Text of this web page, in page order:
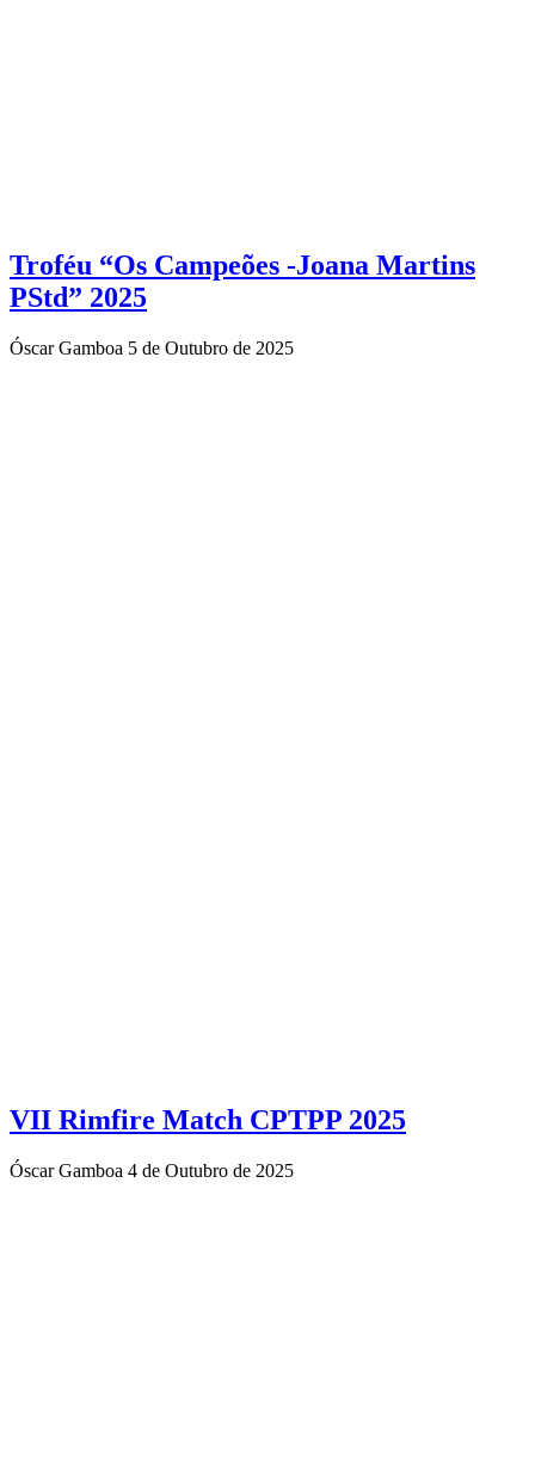
Troféu “Os Campeões -Joana Martins
PStd” 2025
Óscar Gamboa 5 de Outubro de 2025
VII Rimfire Match CPTPP 2025
Óscar Gamboa 4 de Outubro de 2025